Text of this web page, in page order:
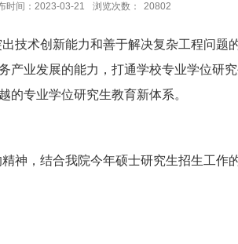
时间：2023-03-21 浏览次数： 20802
技术创新能力和善于解决复杂工程问题
业发展的能力，打通学校专业学位研
的专业学位研究生教育新体系。
神，结合我院今年硕士研究生招生工作